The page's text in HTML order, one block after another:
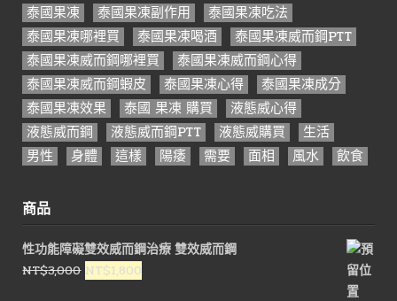
泰國果凍
泰國果凍副作用
泰國果凍吃法
泰國果凍哪裡買
泰國果凍喝酒
泰國果凍威而鋼PTT
泰國果凍威而鋼哪裡買
泰國果凍威而鋼心得
泰國果凍威而鋼蝦皮
泰國果凍心得
泰國果凍成分
泰國果凍效果
泰國 果凍 購買
液態威心得
液態威而鋼
液態威而鋼PTT 液態威購買
生活
男性
身體 這樣 陽痿 需要 面相 風水 飲食
商品
性功能障礙雙效威而鋼治療 雙效威而鋼
NT$3,000 原
NT$1,800